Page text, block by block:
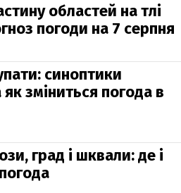
областей на тлі
погоди на 7 серпня
синоптики
зміниться погода в
град і шквали: де і